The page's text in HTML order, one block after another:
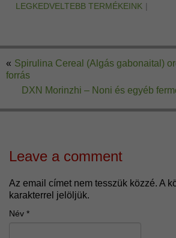
LEGKEDVELTEBB TERMÉKEINK
« Spirulina Cereal (Algás gabonaital)
forrás
DXN Morinzhi – Noni és egyéb
Leave a comment
Az email címet nem tesszük közzé. A
karakterrel jelöljük.
Név *